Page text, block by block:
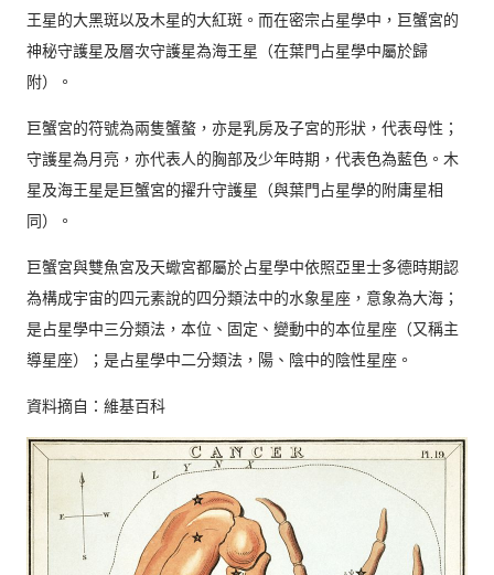
王星的大黑斑以及木星的大紅斑。而在密宗占星學中，巨蟹宮的
神秘守護星及層次守護星為海王星（在葉門占星學中屬於歸
附）。
巨蟹宮的符號為兩隻蟹螯，亦是乳房及子宮的形狀，代表母性；
守護星為月亮，亦代表人的胸部及少年時期，代表色為藍色。木
星及海王星是巨蟹宮的擢升守護星（與葉門占星學的附庸星相
同）。
巨蟹宮與雙魚宮及天蠍宮都屬於占星學中依照亞里士多德時期認
為構成宇宙的四元素說的四分類法中的水象星座，意象為大海；
是占星學中三分類法，本位、固定、變動中的本位星座（又稱主
導星座）；是占星學中二分類法，陽、陰中的陰性星座。
資料摘自：維基百科